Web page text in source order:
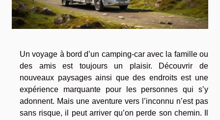
Un voyage à bord d’un camping-car avec la famille ou
des amis est toujours un plaisir. Découvrir de
nouveaux paysages ainsi que des endroits est une
expérience marquante pour les personnes qui s’y
adonnent. Mais une aventure vers l’inconnu n’est pas
sans risque, il peut arriver qu’on perde son chemin. Il